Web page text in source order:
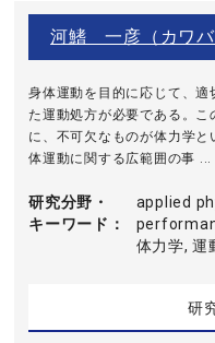
河鰭 一彦（カワ
身体運動を目的に応じて、
た運動処方が必要である。
に、不可欠なものが体力学
体運動に関する広範囲の事 ...
研究分野・
キーワード
applied
体力学, 運
研